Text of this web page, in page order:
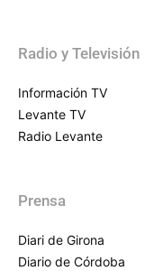
Radio y Televisión
Información TV
Levante TV
Radio Levante
Prensa
Diari de Girona
Diario de Córdoba